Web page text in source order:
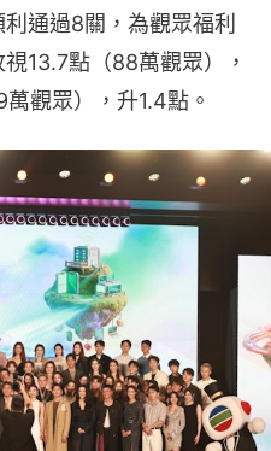
通過8關，為觀眾福利
13.7點（88萬觀眾），
觀眾），升1.4點。